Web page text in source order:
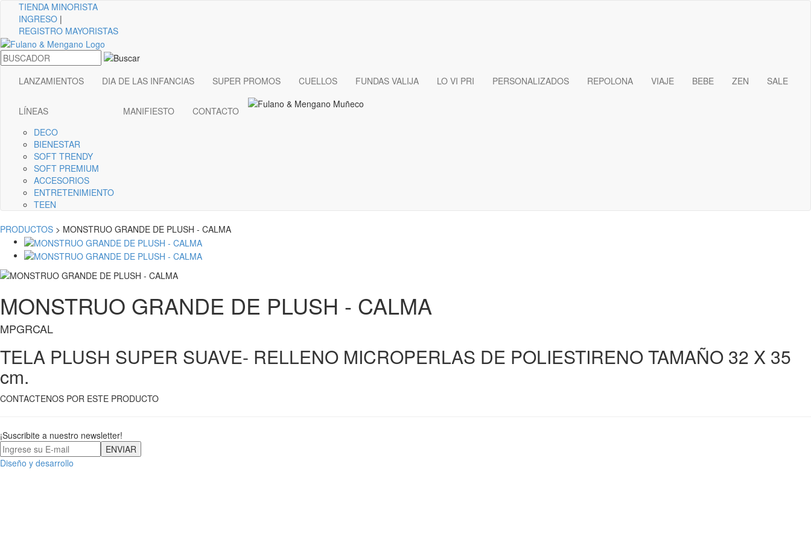
TIENDA MINORISTA
INGRESO |
REGISTRO MAYORISTAS
LANZAMIENTOS DIA DE LAS INFANCIAS SUPER PROMOS CUELLOS FUNDAS VALIJA LO VI PRI PERSONALIZADOS REPOLONA VIAJE BEBE ZEN SALE
LÍNEAS
DECO
BIENESTAR
SOFT TRENDY
SOFT PREMIUM
ACCESORIOS
ENTRETENIMIENTO
TEEN
MANIFIESTO CONTACTO
PRODUCTOS > MONSTRUO GRANDE DE PLUSH - CALMA
MONSTRUO GRANDE DE PLUSH - CALMA
MPGRCAL
TELA PLUSH SUPER SUAVE- RELLENO MICROPERLAS DE POLIESTIRENO TAMAÑO 32 X 35
cm.
CONTACTENOS POR ESTE PRODUCTO
¡Suscribite a nuestro newsletter!
Diseño y desarrollo